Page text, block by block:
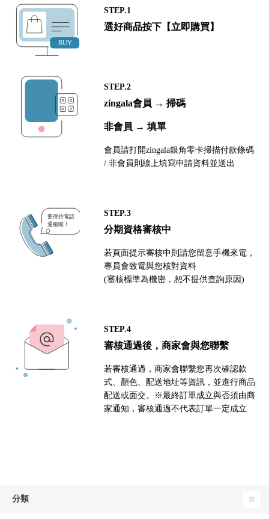
STEP.1
選好商品按下【立即購買】
STEP.2
zingala會員 → 掃碼
非會員 → 填單
會員請打開zingala銀角零卡掃描付款條碼
/ 非會員則線上填寫申請資料並送出
STEP.3
分期資格審核中
若頁面提示審核中則請您留意手機來電，
專員會致電與您核對資料
(審核標準為機密，恕不提供查詢原因)
STEP.4
審核通過後，商家會與您聯繫
若審核通過，商家會聯繫您再次確認款
式、顏色、配送地址等資訊，並進行商品
配送或面交。※最終訂單成立與否須由商
家通知，審核通過不代表訂單一定成立
分類